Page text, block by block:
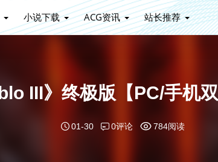
小说下载 ACG资讯 站长推荐
III》终极版【PC/手机
01-30 0评论 784阅读